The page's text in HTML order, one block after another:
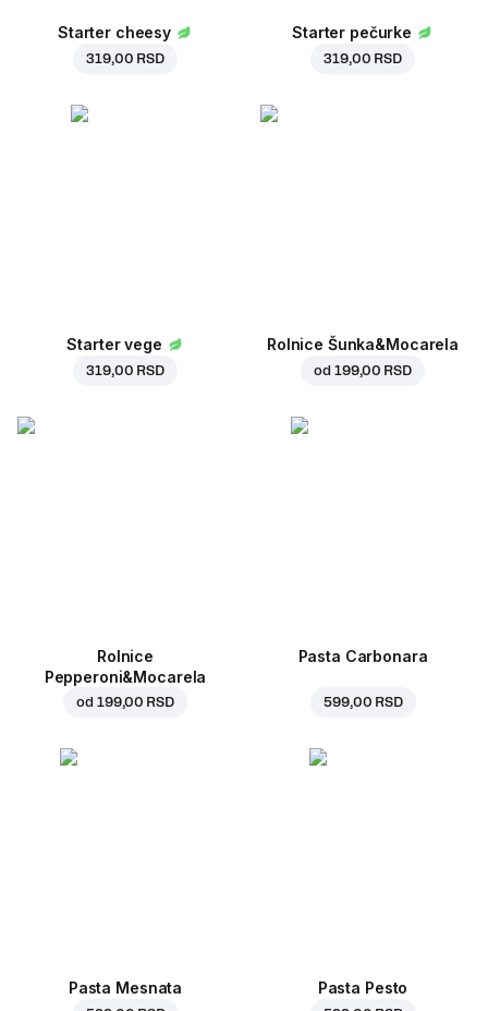
Starter cheesy
319,00 RSD
Starter pečurke
319,00 RSD
Starter vege
319,00 RSD
Rolnice Šunka&Mocarela
od 199,00 RSD
Rolnice
Pepperoni&Mocarela
od 199,00 RSD
Pasta Carbonara
599,00 RSD
Pasta Mesnata Pasta Pesto